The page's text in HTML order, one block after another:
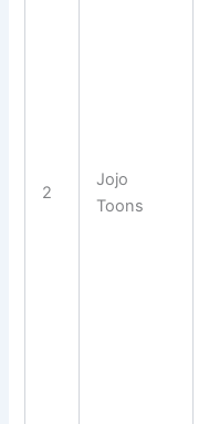
2
Jojo
Toons